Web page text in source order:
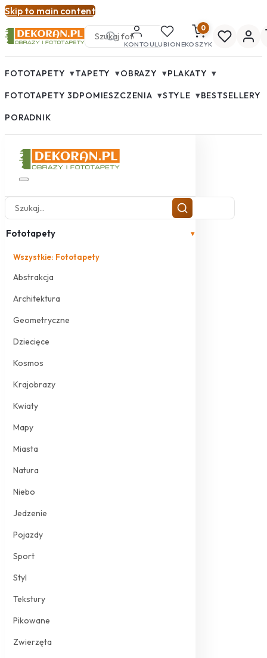
Skip to main content
KONTOULUBIONE
0
KOSZYK
FOTOTAPETY ▾TAPETY ▾OBRAZY ▾PLAKATY ▾
FOTOTAPETY 3DPOMIESZCZENIA ▾STYLE ▾BESTSELLERY
PORADNIK
Fototapety ▾
Wszystkie: Fototapety
Abstrakcja
Architektura
Geometryczne
Dziecięce
Kosmos
Krajobrazy
Kwiaty
Mapy
Miasta
Natura
Niebo
Jedzenie
Pojazdy
Sport
Styl
Tekstury
Pikowane
Zwierzęta